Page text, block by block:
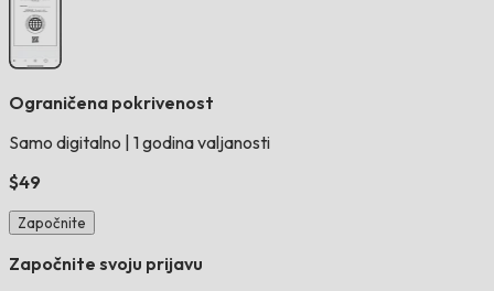
Ograničena pokrivenost
Samo digitalno 1 godina valjanosti
$49
Započnite
Započnite svoju prijavu